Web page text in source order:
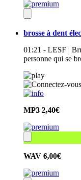
brosse à dent
01:21 - LESF |
personne qui se
MP3 2,40€
WAV 6,00€